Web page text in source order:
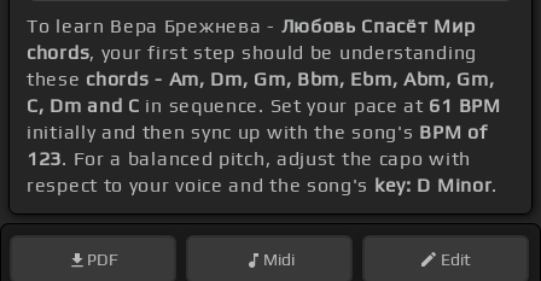
To learn Вера Брежнева - Любовь Спасёт Мир
chords, your first step should be understanding
these chords - Am, Dm, Gm, Bbm, Ebm, Abm, Gm,
C, Dm and C in sequence. Set your pace at 61 BPM
initially and then sync up with the song's BPM of
123. For a balanced pitch, adjust the capo with
respect to your voice and the song's key: D Minor.
PDF Midi Edit